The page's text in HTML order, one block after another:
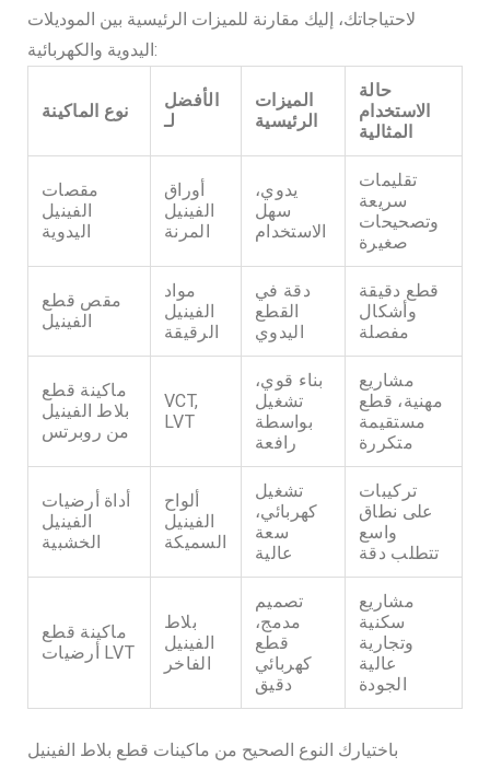
لاحتياجاتك، إليك مقارنة للميزات الرئيسية بين الموديلات
اليدوية والكهربائية:
نوع الماكينة
الأفضل
لـ
الميزات
الرئيسية
حالة
الاستخدام
المثالية
مقصات
الفينيل
اليدوية
أوراق
الفينيل
المرنة
يدوي،
سهل
الاستخدام
تقليمات
سريعة
وتصحيحات
صغيرة
مقص قطع
الفينيل
مواد
الفينيل
الرقيقة
دقة في
القطع
اليدوي
قطع دقيقة
وأشكال
مفصلة
ماكينة قطع
بلاط الفينيل
من روبرتس
VCT,
LVT
بناء قوي،
تشغيل
بواسطة
رافعة
مشاريع
مهنية، قطع
مستقيمة
متكررة
أداة أرضيات
الفينيل
الخشبية
ألواح
الفينيل
السميكة
تشغيل
كهربائي،
سعة
عالية
تركيبات
على نطاق
واسع
تتطلب دقة
ماكينة قطع
أرضيات LVT
بلاط
الفينيل
الفاخر
تصميم
مدمج،
قطع
كهربائي
دقيق
مشاريع
سكنية
وتجارية
عالية
الجودة
باختيارك النوع الصحيح من ماكينات قطع بلاط الفينيل